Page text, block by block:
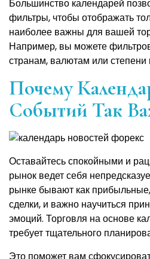
Большинство календарей
фильтры, чтобы отображать
наиболее важны для вашей
Например, вы можете
странам, валютам или степени
Почему
Событий Так
Оставайтесь спокойными и
рынок ведет себя
рынке бывают как
сделки, и важно научиться
эмоций. Торговля на основе
требует тщательного